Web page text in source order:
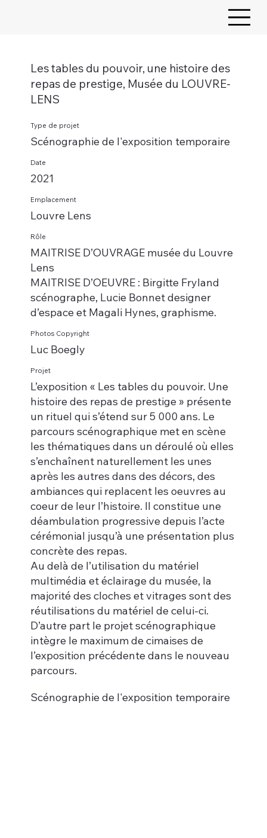
Les tables du pouvoir, une histoire des
repas de prestige, Musée du LOUVRE-
LENS
Type de projet
Scénographie de l'exposition temporaire
Date
2021
Emplacement
Louvre Lens
Rôle
MAITRISE D’OUVRAGE musée du Louvre
Lens
MAITRISE D’OEUVRE : Birgitte Fryland
scénographe, Lucie Bonnet designer
d’espace et Magali Hynes, graphisme.
Photos Copyright
Luc Boegly
Projet
L’exposition « Les tables du pouvoir. Une
histoire des repas de prestige » présente
un rituel qui s’étend sur 5 000 ans. Le
parcours scénographique met en scène
les thématiques dans un déroulé où elles
s’enchaînent naturellement les unes
après les autres dans des décors, des
ambiances qui replacent les oeuvres au
coeur de leur l’histoire. Il constitue une
déambulation progressive depuis l’acte
cérémonial jusqu’à une présentation plus
concrète des repas.
Au delà de l’utilisation du matériel
multimédia et éclairage du musée, la
majorité des cloches et vitrages sont des
réutilisations du matériel de celui-ci.
D’autre part le projet scénographique
intègre le maximum de cimaises de
l’exposition précédente dans le nouveau
parcours.
Scénographie de l'exposition temporaire